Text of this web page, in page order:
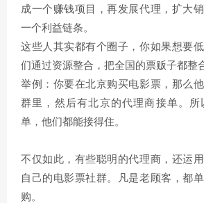
成一个赚钱项目，再发展代理，扩大
一个利益链条。
这些人其实都有个圈子，你如果想要
们通过资源整合，把全国的票贩子都整
举例：你要在北京购买电影票，那么
群里，然后有北京的代理商接单。所
单，他们都能接得住。
不仅如此，有些聪明的代理商，还运
自己的电影票社群。凡是老顾客，都
购。